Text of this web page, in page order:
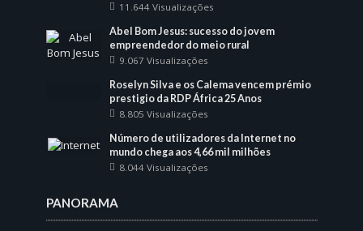
11.644 Visualizações
Abel Bom Jesus: sucesso do jovem
empreendedor do meio rural
9.067 Visualizações
Roselyn Silva e os Calema vencem prémio
prestigio da RDP África 25 Anos
8.805 Visualizações
Número de utilizadores da Internet no
mundo chega aos 4,66 mil milhões
8.044 Visualizações
PANORAMA